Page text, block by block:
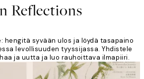
Reflections
hengitä syvään ulos ja löydä tasapaino
levollisuuden tyyssijassa. Yhdistele
ja uutta ja luo rauhoittava ilmapiiri.